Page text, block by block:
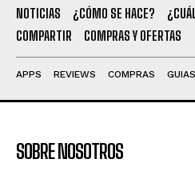
NOTICIAS ¿CÓMO SE HACE?
COMPARTIR
COMPRAS Y OFERTAS
APPS REVIEWS COMPRAS GUIAS
SOBRE NOSOTROS